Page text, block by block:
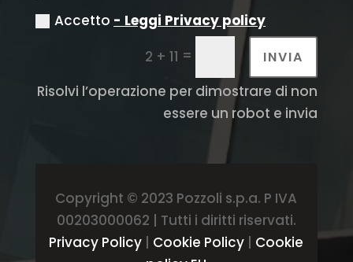
Accetto - Leggi Privacy policy
2 + 11 = INVIA
Risolvi l’operazione per dimostrare di non
essere un robot e invia
Copyright © 2023 Pozzoli s.p.a. P IVA
00203000062 | Tutti i diritti riservati.
Privacy Policy | Cookie Policy | Cookie